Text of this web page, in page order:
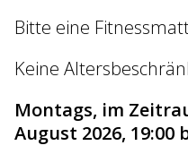
Bitte eine
Keine
Montags, im
August 2026, 19:00